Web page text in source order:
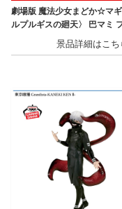
劇場版 魔法少女まどか☆マ
ルプルギスの廻天〉 巴マミ